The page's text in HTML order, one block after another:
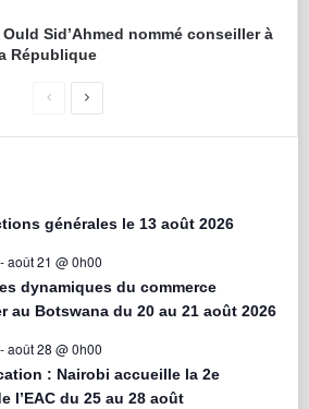
Sid’Ahmed nommé conseiller à
République
générales le 13 août 2026
-août 21 @ 0h00
dynamiques du commerce
au Botswana du 20 au 21 août 2026
-août 28 @ 0h00
: Nairobi accueille la 2e
l’EAC du 25 au 28 août